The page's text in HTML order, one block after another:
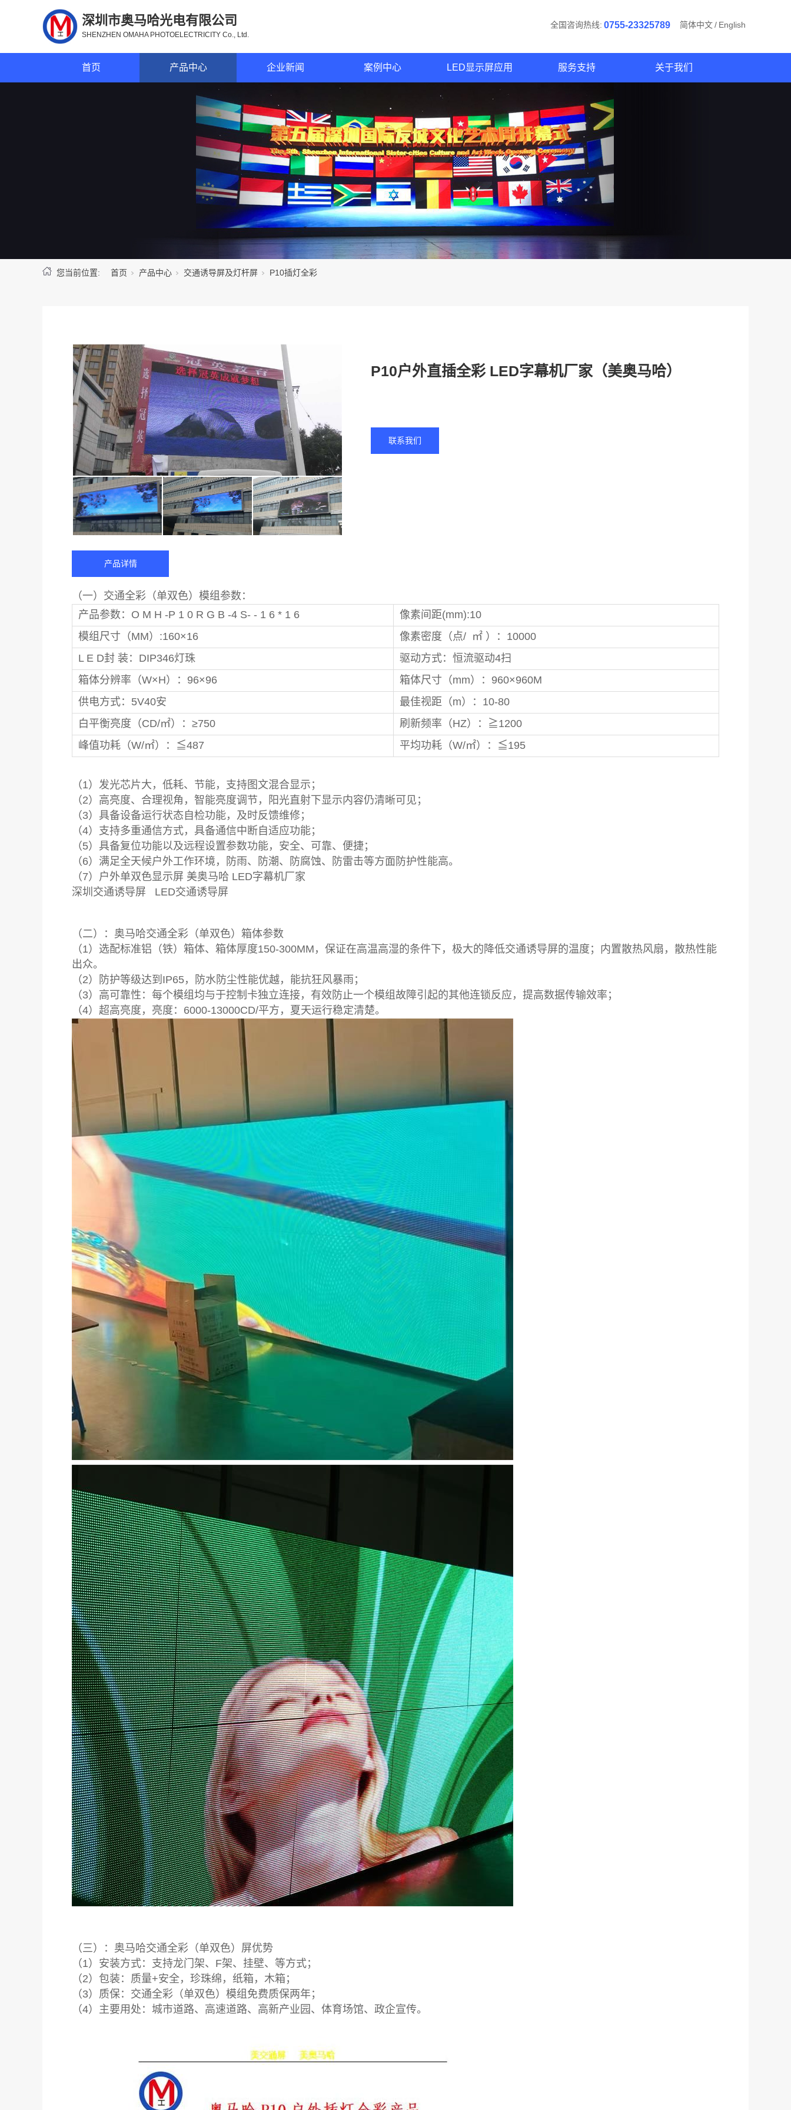
深圳市奥马哈光电有限公司
SHENZHEN OMAHA PHOTOELECTRICITY Co., Ltd.
全国咨询热线: 0755-23325789 简体中文/ English
首页 产品中心 企业新闻 案例中心 LED显示屏应用 服务支持 关于我们
您当前位置: 首页 产品中心 交通诱导屏及灯杆屏 P10插灯全彩
P10户外直插全彩 LED字幕机厂家（美奥马哈）
联系我们
产品详情
（一）交通全彩（单双色）模组参数：
产品参数：O M H -P 1 0 R G B -4 S- - 1 6 * 1 6
像素间距(mm):10
模组尺寸（MM）:160×16
像素密度（点/ ㎡ ）：10000
L E D封 装：DIP346灯珠
驱动方式：恒流驱动4扫
箱体分辨率（W×H）：96×96
箱体尺寸（mm）：960×960M
供电方式：5V40安
最佳视距（m）：10-80
白平衡亮度（CD/㎡）：≥750
刷新频率（HZ）：≧1200
峰值功耗（W/㎡）：≦487
平均功耗（W/㎡）：≦195
（1）发光芯片大，低耗、节能，支持图文混合显示；
（2）高亮度、合理视角，智能亮度调节，阳光直射下显示内容仍清晰可见；
（3）具备设备运行状态自检功能，及时反馈维修；
（4）支持多重通信方式，具备通信中断自适应功能；
（5）具备复位功能以及远程设置参数功能，安全、可靠、便捷；
（6）满足全天候户外工作环境，防雨、防潮、防腐蚀、防雷击等方面防护性能高。
（7）户外单双色显示屏 美奥马哈 LED字幕机厂家
深圳交通诱导屏 LED交通诱导屏
（二）：奥马哈交通全彩（单双色）箱体参数
（1）选配标准铝（铁）箱体、箱体厚度150-300MM，保证在高温高湿的条件下，极大的降低交通诱导屏的温度；内置散热风扇，散热性能
出众。
（2）防护等级达到IP65，防水防尘性能优越，能抗狂风暴雨；
（3）高可靠性：每个模组均与于控制卡独立连接，有效防止一个模组故障引起的其他连锁反应，提高数据传输效率；
（4）超高亮度，亮度：6000-13000CD/平方，夏天运行稳定清楚。
（三）：奥马哈交通全彩（单双色）屏优势
（1）安装方式：支持龙门架、F架、挂壁、等方式；
（2）包装：质量+安全，珍珠绵，纸箱，木箱；
（3）质保：交通全彩（单双色）模组免费质保两年；
（4）主要用处：城市道路、高速道路、高新产业园、体育场馆、政企宣传。